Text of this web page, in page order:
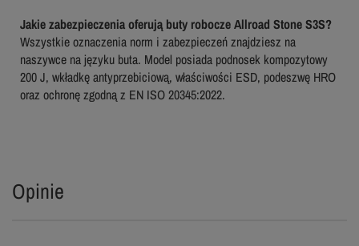
Jakie zabezpieczenia oferują buty robocze Allroad Stone S3S?
Wszystkie oznaczenia norm i zabezpieczeń znajdziesz na
naszywce na języku buta. Model posiada podnosek kompozytowy
200 J, wkładkę antyprzebiciową, właściwości ESD, podeszwę HRO
oraz ochronę zgodną z EN ISO 20345:2022.
Opinie